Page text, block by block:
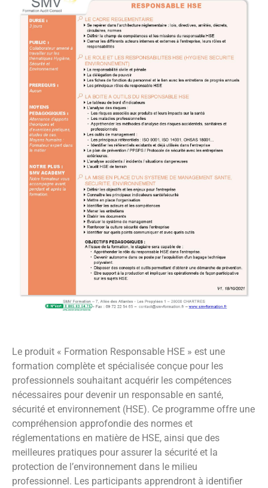
Le produit « Formation Responsable HSE » est une
formation complète et spécialisée conçue pour les
professionnels souhaitant acquérir les compétences
nécessaires pour devenir un responsable en santé,
sécurité et environnement (HSE). Ce programme offre une
compréhension approfondie des normes et
réglementations en matière de HSE, ainsi que des
meilleures pratiques pour assurer la sécurité et la
protection de l’environnement dans le milieu
professionnel. Les participants apprendront à identifier